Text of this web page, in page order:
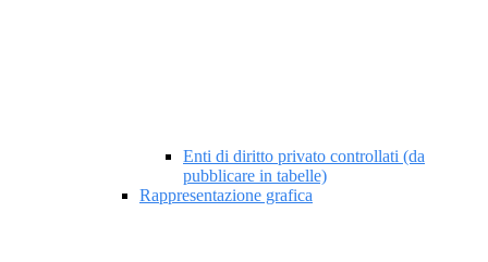
Enti di diritto privato controllati (da
pubblicare in tabelle)
Rappresentazione grafica